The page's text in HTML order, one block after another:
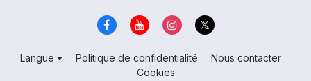
Langue Politique de confidentialité
Nous contacter
Cookies